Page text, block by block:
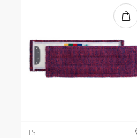
TTS